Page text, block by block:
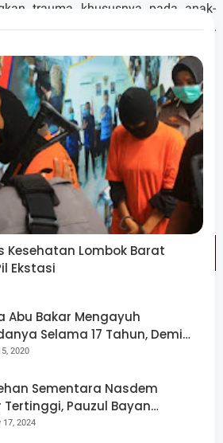
trauma khususnya pada anak-
mereka bermain bola dan belajar
mewarnai gambar", jelasnya.
ini selama proses pemulihan
akan mendirikan tenda sekolah
dengan mainan sehingga
dengan sendirinya.
pendekatan seperti ini secara
kondisi anak-anak", pungkasnya.
TNI terlihat pula dari perwakilan
Bali, Jakarta dan beberapa
berbagai perguruan tinggi di
Kesehatan Lombok Barat
Ekstasi
Abu Bakar Mengayuh
Selama 17 Tahun, Demi
Kemerdekaan
2020
Sementara Nasdem
Tertinggi, Pauzul Bayan
“Rebut” Kursi Dapil 3
17, 2024